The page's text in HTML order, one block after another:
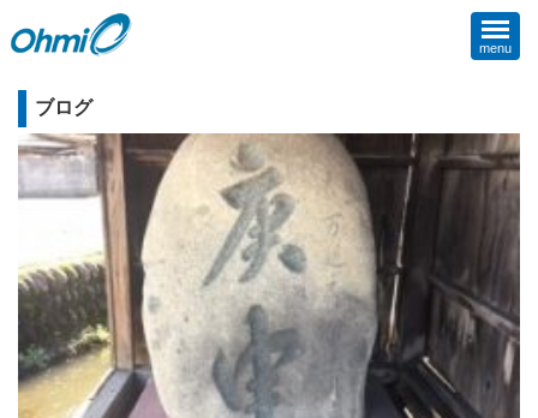
menu
ブログ